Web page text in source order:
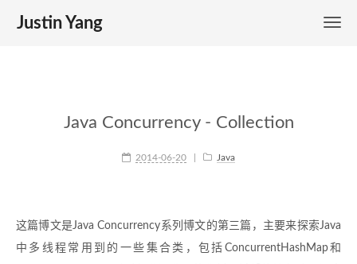
Justin Yang
Java Concurrency - Collection
2014-06-20 Java
这篇博文是Java Concurrency系列博文的第三篇，主要来探索Java
中多线程常用到的一些集合类，包括ConcurrentHashMap和